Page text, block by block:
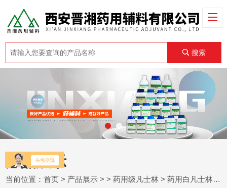
搜索
产品展示
当前位置：首页 > 产品展示 > >药用级凡士林 > 药用白凡士林500g/瓶 2kg/瓶油性乳膏基质